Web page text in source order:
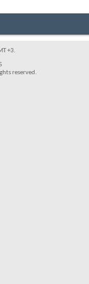
+3.
reserved.